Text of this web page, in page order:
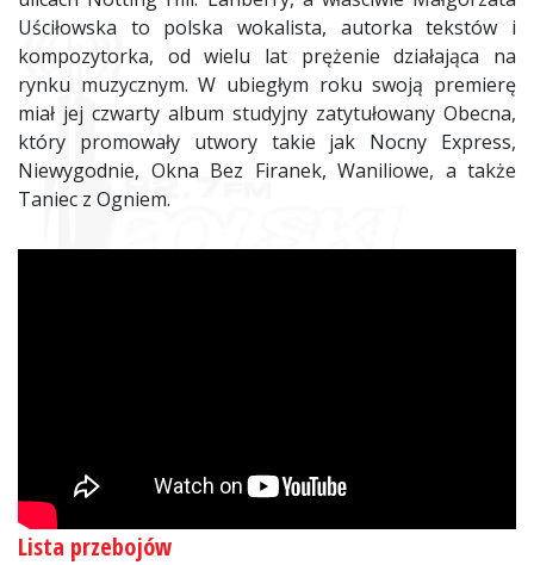
Uściłowska to polska wokalista, autorka tekstów i
kompozytorka, od wielu lat prężenie działająca na
rynku muzycznym. W ubiegłym roku swoją premierę
miał jej czwarty album studyjny zatytułowany Obecna,
który promowały utwory takie jak Nocny Express,
Niewygodnie, Okna Bez Firanek, Waniliowe, a także
Taniec z Ogniem.
Lista przebojów